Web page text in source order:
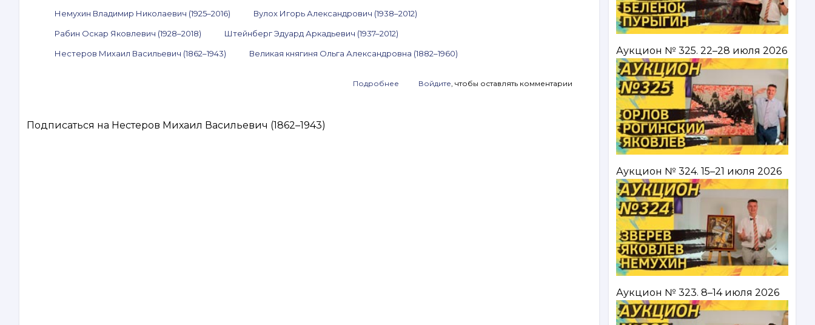
Немухин Владимир Николаевич (1925–2016) Вулох Игорь Александрович (1938–2012)
Рабин Оскар Яковлевич (1928–2018) Штейнберг Эдуард Аркадьевич (1937–2012)
Нестеров Михаил Васильевич (1862–1943) Великая княгиня Ольга Александровна (1882–1960)
Подробнее Войдите, чтобы оставлять комментарии
Подписаться на Нестеров Михаил Васильевич (1862–1943)
Аукцион № 325. 22–28 июля 2026
Аукцион № 324. 15–21 июля 2026
Аукцион № 323. 8–14 июля 2026